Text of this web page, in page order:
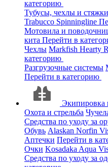
категорию
Тубусы, чехлы и
Trabucco Spinningline
Мотовила и
кита Перейти в
Чехлы Markfish Hearty
категорию
Разгрузочные системы
Перейти в категорию
Экипировка
Охота и стрельба
Средства по уходу за
Обувь Alaskan Norfin
Аптечки Перейти в
Очки Kosadaka Aqua
Средства по уходу за